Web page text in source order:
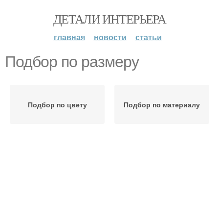
ДЕТАЛИ ИНТЕРЬЕРА
главная новости статьи
Подбор по размеру
Подбор по цвету Подбор по материалу